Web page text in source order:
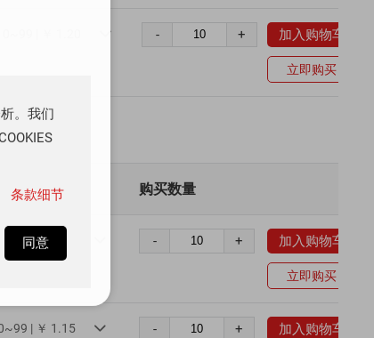
 - + 加入购物车
立即购买
格 购买数量
| ￥ 1.10 - + 加入购物车
立即购买
| ￥ 1.15  - + 加入购物车
。我们
条款细节
同意